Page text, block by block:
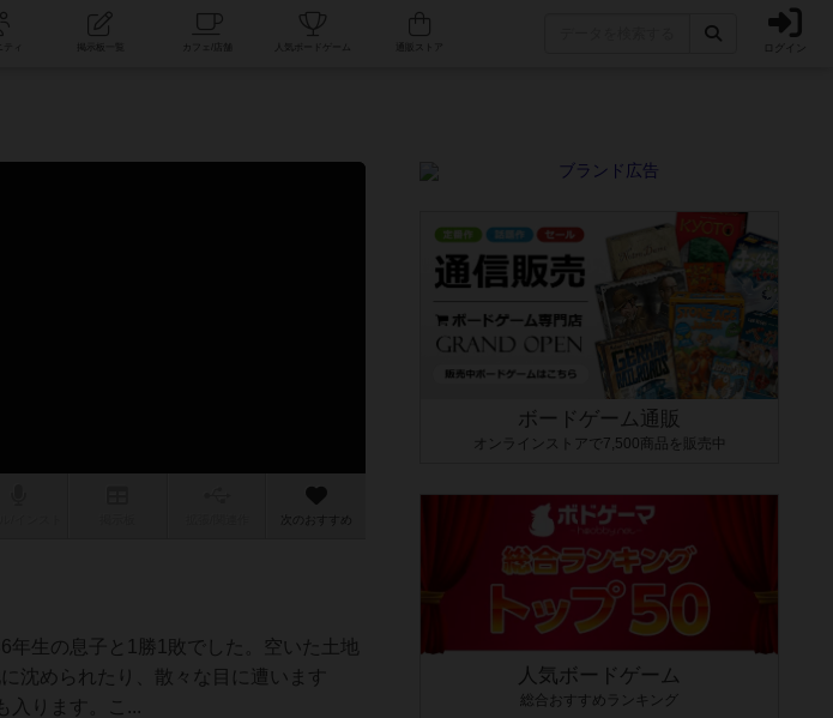
コミュニティ 人気ボードゲーム ログイン
次のおすすめ
年生の息子と1勝1敗でした。空いた土地
沈められたり、散々な目に遭います
入ります。こ...
ボードゲーム通販
オンラインストアで7,500商品を販売中
人気ボードゲーム
総合おすすめランキング